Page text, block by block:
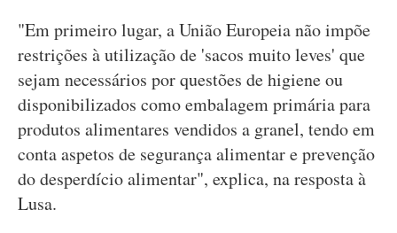
"Em primeiro lugar, a União Europeia não impõe
restrições à utilização de 'sacos muito leves' que
sejam necessários por questões de higiene ou
disponibilizados como embalagem primária para
produtos alimentares vendidos a granel, tendo em
conta aspetos de segurança alimentar e prevenção
do desperdício alimentar", explica, na resposta à
Lusa.